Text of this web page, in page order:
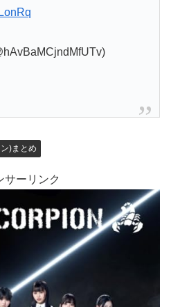
)まとめ
サーリンク